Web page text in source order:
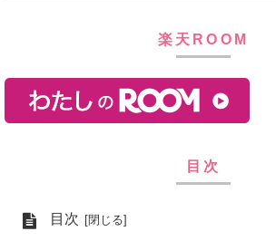
楽天ROOM
目次
目次